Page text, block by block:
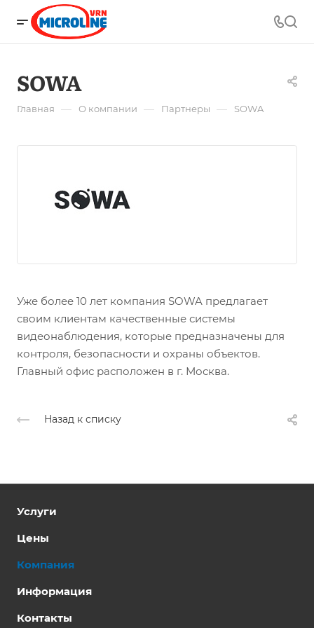
SOWA
Главная — О компании — Партнеры — SOWA
Уже более 10 лет компания SOWA предлагает
своим клиентам качественные системы
видеонаблюдения, которые предназначены для
контроля, безопасности и охраны объектов.
Главный офис расположен в г. Москва.
Назад к списку
Услуги
Цены
Компания
Информация
Контакты